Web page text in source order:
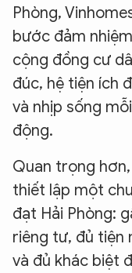
Phòng,
bước đảm
cộng đồng cư
đúc, hệ tiện ích
và nhịp sống
động.
Quan trọng
thiết lập một
đạt Hải Phòng:
riêng tư, đủ tiện
và đủ khác biệt